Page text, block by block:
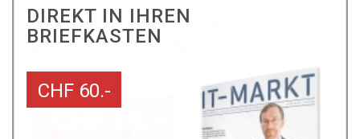
DIREKT IN IHREN
BRIEFKASTEN
CHF 60.-